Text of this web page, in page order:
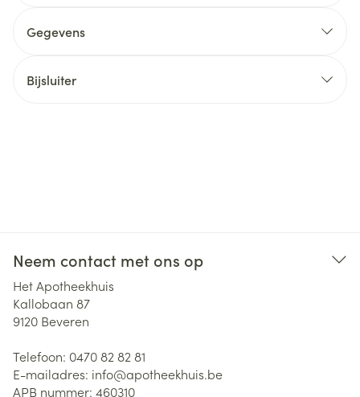
Gegevens
Bijsluiter
Neem contact met ons op
Het Apotheekhuis
Kallobaan 87
9120 Beveren
Telefoon: 0470 82 82 81
E-mailadres: info@apotheekhuis.be
APB nummer: 460310